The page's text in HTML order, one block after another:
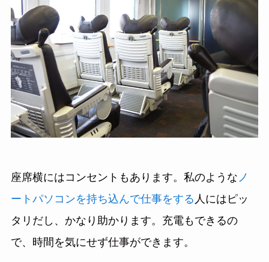
座席横にはコンセントもあります。私のような ノ
ートパソコンを持ち込んで仕事をする 人にはピッ
タリだし、かなり助かります。充電もできるの
で、時間を気にせず仕事ができます。